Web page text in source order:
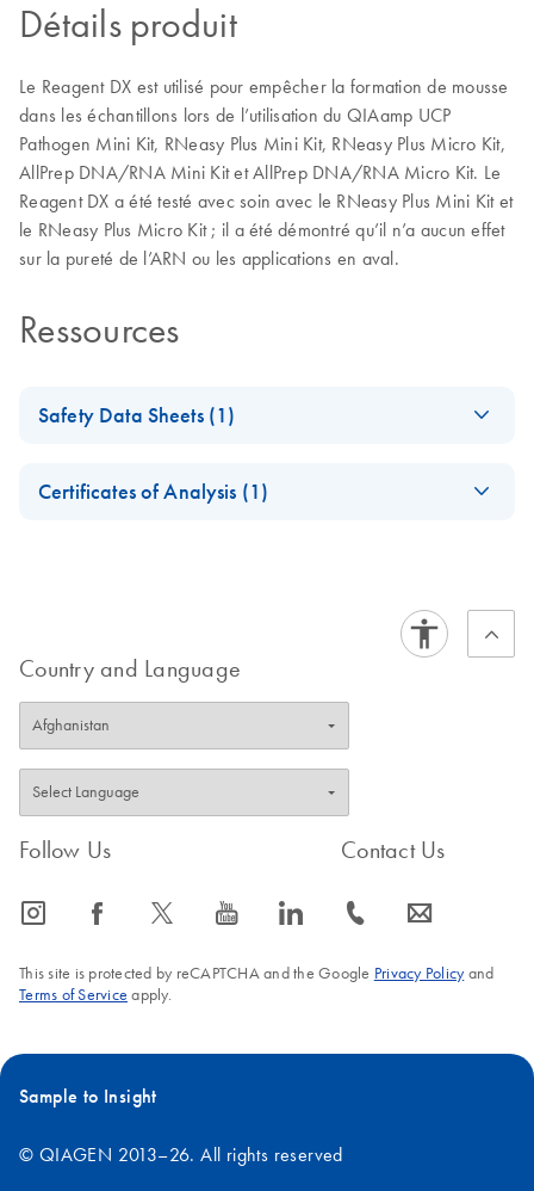
Détails produit
Le Reagent DX est utilisé pour empêcher la formation de mousse
dans les échantillons lors de l’utilisation du QIAamp UCP
Pathogen Mini Kit, RNeasy Plus Mini Kit, RNeasy Plus Micro Kit,
AllPrep DNA/RNA Mini Kit et AllPrep DNA/RNA Micro Kit. Le
Reagent DX a été testé avec soin avec le RNeasy Plus Mini Kit et
le RNeasy Plus Micro Kit ; il a été démontré qu’il n’a aucun effet
sur la pureté de l’ARN ou les applications en aval.
Ressources
Safety Data Sheets (1)
Certificates of Analysis (1)
Country and Language
Follow Us
icon_0065_instagram-s icon_0064_facebook-s icon_0340_cc_gen_x-s icon_0077_youtube-s icon_0066_linkedin-s
Contact Us
icon_0072_phone-s icon_0063_envelope-s
This site is protected by reCAPTCHA and the Google Privacy Policyand
Terms of Service apply.
Sample to Insight
© QIAGEN 2013–26. All rights reserved